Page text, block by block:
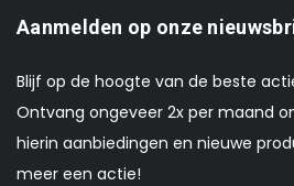
Aanmelden op onze
Blijf op de hoogte van de beste
Ontvang ongeveer 2x per maand
hierin aanbiedingen en nieuwe
meer een actie!